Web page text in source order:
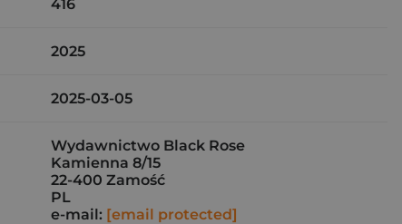
416
2025
2025-03-05
Wydawnictwo Black Rose
Kamienna 8/15
22-400 Zamość
PL
e-mail: [email protected]